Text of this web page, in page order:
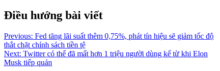
Điều hướng bài viết
Previous: Fed tăng lãi suất thêm 0,75%, phát tín hiệu sẽ giảm tốc độ
thắt chặt chính sách tiền tệ
Next: Twitter có thể đã mất hơn 1 triệu người dùng kể từ khi Elon
Musk tiếp quản